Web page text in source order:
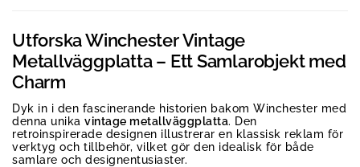
Utforska Winchester Vintage
Metallväggplatta – Ett Samlarobjekt med
Charm
Dyk in i den fascinerande historien bakom Winchester med
denna unika vintage metallväggplatta. Den
retroinspirerade designen illustrerar en klassisk reklam för
verktyg och tillbehör, vilket gör den idealisk för både
samlare och designentusiaster.